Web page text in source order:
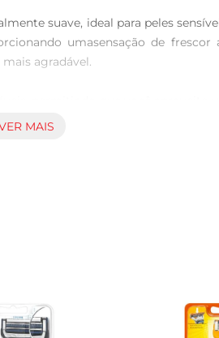
suave, ideal para peles
umasensação de
agradável.
o atrito e o desconforto. Isso
Além disso, cada
MAIS